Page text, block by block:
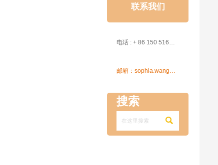
联系我们
电话 : + 86 150 5162 5639

搜索
